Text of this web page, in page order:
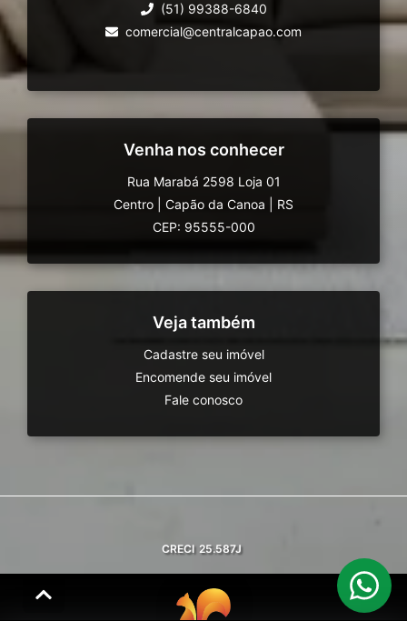
(51) 99388-6840
comercial@centralcapao.com
Venha nos conhecer
Rua Marabá 2598 Loja 01
Centro
Capão da Canoa
RS
CEP: 95555-000
Veja também
Cadastre seu imóvel
Encomende seu imóvel
Fale conosco
CRECI 25.587J